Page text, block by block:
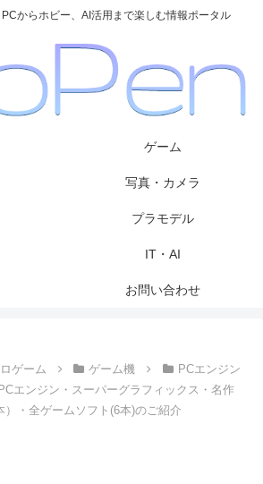
からホビー、AI活用まで楽しむ情報ポータル
ゲーム
写真・カメラ
プラモデル
IT・AI
お問い合わせ
ゲーム ゲーム機
PCエンジン
エンジン・スーパーグラフィックス・名作
）・全ゲームソフト(6本)のご紹介